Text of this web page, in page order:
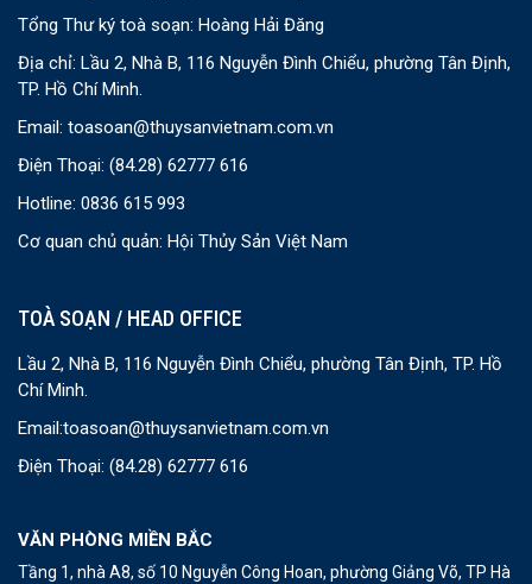
Tổng Thư ký toà soạn: Hoàng Hải Đăng
Địa chỉ: Lầu 2, Nhà B, 116 Nguyễn Đình Chiểu, phường Tân Định,
TP. Hồ Chí Minh.
Email: toasoan@thuysanvietnam.com.vn
Điện Thoại: (84.28) 62777 616
Hotline: 0836 615 993
Cơ quan chủ quản: Hội Thủy Sản Việt Nam
TOÀ SOẠN / HEAD OFFICE
Lầu 2, Nhà B, 116 Nguyễn Đình Chiểu, phường Tân Định, TP. Hồ
Chí Minh.
Email:toasoan@thuysanvietnam.com.vn
Điện Thoại: (84.28) 62777 616
VĂN PHÒNG MIỀN BẮC
Tầng 1, nhà A8, số 10 Nguyễn Công Hoan, phường Giảng Võ, TP Hà